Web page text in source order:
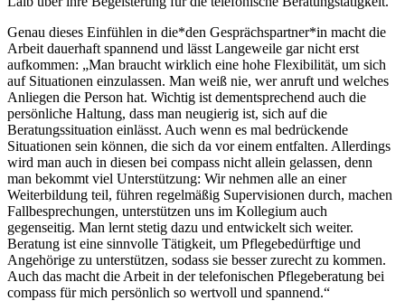
Genau dieses Einfühlen in die*den Gesprächspartner*in macht die
Arbeit dauerhaft spannend und lässt Langeweile gar nicht erst
aufkommen: „Man braucht wirklich eine hohe Flexibilität, um sich
auf Situationen einzulassen. Man weiß nie, wer anruft und welches
Anliegen die Person hat. Wichtig ist dementsprechend auch die
persönliche Haltung, dass man neugierig ist, sich auf die
Beratungssituation einlässt. Auch wenn es mal bedrückende
Situationen sein können, die sich da vor einem entfalten. Allerdings
wird man auch in diesen bei compass nicht allein gelassen, denn
man bekommt viel Unterstützung: Wir nehmen alle an einer
Weiterbildung teil, führen regelmäßig Supervisionen durch, machen
Fallbesprechungen, unterstützen uns im Kollegium auch
gegenseitig. Man lernt stetig dazu und entwickelt sich weiter.
Beratung ist eine sinnvolle Tätigkeit, um Pflegebedürftige und
Angehörige zu unterstützen, sodass sie besser zurecht zu kommen.
Auch das macht die Arbeit in der telefonischen Pflegeberatung bei
compass für mich persönlich so wertvoll und spannend.“